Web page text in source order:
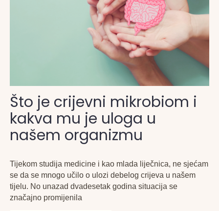
Što je crijevni mikrobiom i
kakva mu je uloga u
našem organizmu
Tijekom studija medicine i kao mlada liječnica, ne sjećam
se da se mnogo učilo o ulozi debelog crijeva u našem
tijelu. No unazad dvadesetak godina situacija se
značajno promijenila